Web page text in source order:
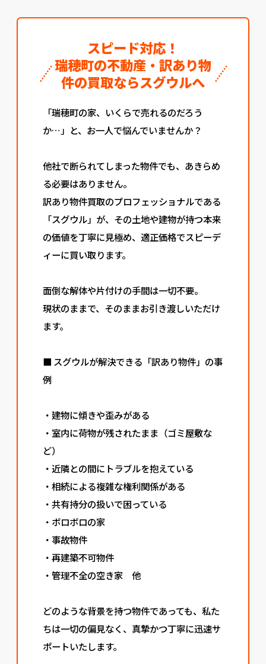
スピード対応！
瑞穂町の不動産・訳あり物
件の買取ならスグウルへ
「瑞穂町の家、いくらで売れるのだろう
か…」と、お一人で悩んでいませんか？
他社で断られてしまった物件でも、あきらめ
る必要はありません。
訳あり物件買取のプロフェッショナルである
「スグウル」が、その土地や建物が持つ本来
の価値を丁寧に見極め、適正価格でスピーデ
ィーに買い取ります。
面倒な解体や片付けの手間は一切不要。
現状のままで、そのままお引き渡しいただけ
ます。
■ スグウルが解決できる「訳あり物件」の事
例
・建物に傾きや歪みがある
・室内に荷物が残されたまま（ゴミ屋敷な
ど）
・近隣との間にトラブルを抱えている
・相続による複雑な権利関係がある
・共有持分の扱いで困っている
・ボロボロの家
・事故物件
・再建築不可物件
・管理不全の空き家 他
どのような背景を持つ物件であっても、私た
ちは一切の偏見なく、真摯かつ丁寧に迅速サ
ポートいたします。